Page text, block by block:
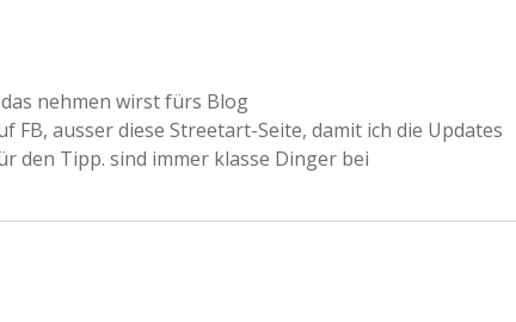
nehmen wirst fürs Blog
FB, ausser diese Streetart-Seite, damit ich die Updates
den Tipp. sind immer klasse Dinger bei